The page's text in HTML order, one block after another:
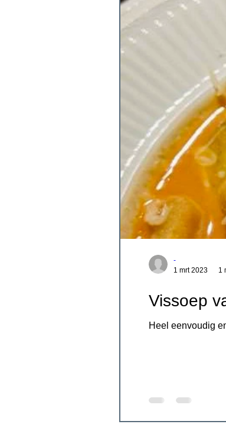
Vissoep
Heel eenvoudig
-
1 mrt 2023
1